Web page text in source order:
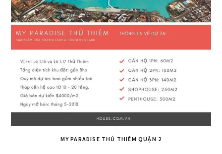
MY PARADISE THỦ THIÊM QUẬN 2